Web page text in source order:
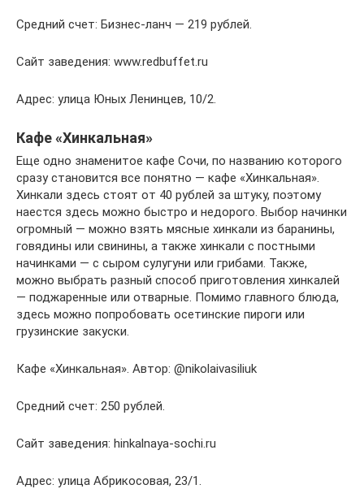
Средний счет: Бизнес-ланч — 219 рублей.
Сайт заведения: www.redbuffet.ru
Адрес: улица Юных Ленинцев, 10/2.
Кафе «Хинкальная»
Еще одно знаменитое кафе Сочи, по названию которого
сразу становится все понятно — кафе «Хинкальная».
Хинкали здесь стоят от 40 рублей за штуку, поэтому
наестся здесь можно быстро и недорого. Выбор начинки
огромный — можно взять мясные хинкали из баранины,
говядины или свинины, а также хинкали с постными
начинками — с сыром сулугуни или грибами. Также,
можно выбрать разный способ приготовления хинкалей
— поджаренные или отварные. Помимо главного блюда,
здесь можно попробовать осетинские пироги или
грузинские закуски.
Кафе «Хинкальная». Автор: @nikolaivasiliuk
Средний счет: 250 рублей.
Сайт заведения: hinkalnaya-sochi.ru
Адрес: улица Абрикосовая, 23/1.